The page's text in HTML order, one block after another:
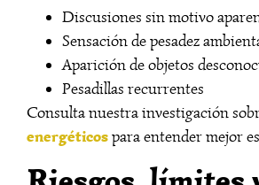
Discusiones sin motivo
Sensación de pesadez
Aparición de objetos
Pesadillas recurrentes
Consulta nuestra investigación
energéticospara entender mejor